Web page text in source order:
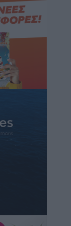
τρίμηνο
για